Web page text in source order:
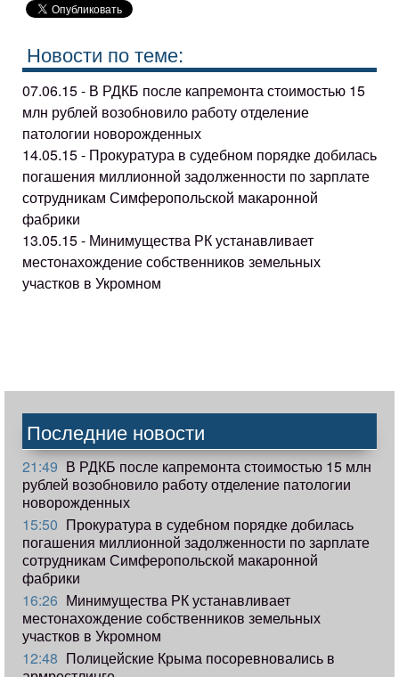
Новости по теме:
07.06.15 - В РДКБ после капремонта стоимостью 15
млн рублей возобновило работу отделение
патологии новорожденных
14.05.15 - Прокуратура в судебном порядке добилась
погашения миллионной задолженности по зарплате
сотрудникам Симферопольской макаронной
фабрики
13.05.15 - Минимущества РК устанавливает
местонахождение собственников земельных
участков в Укромном
Последние новости
21:49 В РДКБ после капремонта стоимостью 15 млн
рублей возобновило работу отделение патологии
новорожденных
15:50 Прокуратура в судебном порядке добилась
погашения миллионной задолженности по зарплате
сотрудникам Симферопольской макаронной
фабрики
16:26 Минимущества РК устанавливает
местонахождение собственников земельных
участков в Укромном
12:48 Полицейские Крыма посоревновались в